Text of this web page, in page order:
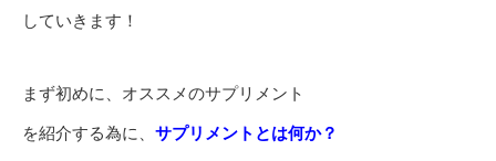
していきます！
まず初めに、オススメのサプリメント
を紹介する為に、 サプリメントとは何か？